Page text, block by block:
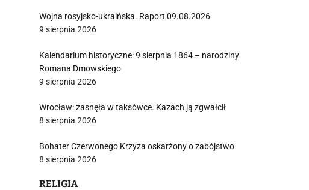
Wojna rosyjsko-ukraińska. Raport 09.08.2026
9 sierpnia 2026
Kalendarium historyczne: 9 sierpnia 1864 – narodziny
Romana Dmowskiego
9 sierpnia 2026
Wrocław: zasnęła w taksówce. Kazach ją zgwałcił
8 sierpnia 2026
Bohater Czerwonego Krzyża oskarżony o zabójstwo
8 sierpnia 2026
RELIGIA